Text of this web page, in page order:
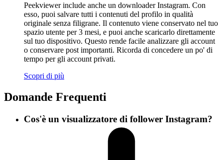
Peekviewer include anche un downloader Instagram. Con
esso, puoi salvare tutti i contenuti del profilo in qualità
originale senza filigrane. Il contenuto viene conservato nel tuo
spazio utente per 3 mesi, e puoi anche scaricarlo direttamente
sul tuo dispositivo. Questo rende facile analizzare gli account
o conservare post importanti. Ricorda di concedere un po' di
tempo per gli account privati.
Scopri di più
Domande Frequenti
Cos'è un visualizzatore di follower Instagram?